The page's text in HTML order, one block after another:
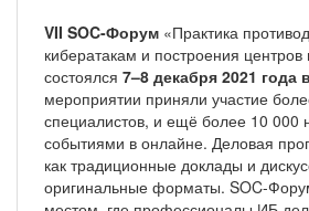
VII SOC-Форум «Практика
кибератакам и построения
состоялся 7–8 декабря 2021 года
мероприятии приняли участие
специалистов, и ещё более 10 000
событиями в онлайне. Деловая
как традиционные доклады и
оригинальные форматы. SOC-